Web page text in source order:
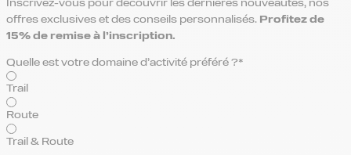
Inscrivez-vous pour découvrir les dernières nouveautés, nos
offres exclusives et des conseils personnalisés. Profitez de
15% de remise à l’inscription.
Quelle est votre domaine d’activité préféré ?*
Trail
Route
Trail & Route